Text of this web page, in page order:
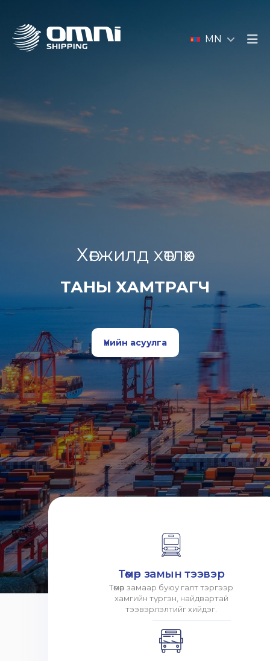
MN
Хөгжилд хөтлөх
ТАНЫ ХАМТРАГЧ
Үнийн асуулга
Төмөр замын тээвэр
Төмөр замаар буюу галт тэргээр
хамгийн түргэн, найдвартай
тээвэрлэлтийг хийдэг.